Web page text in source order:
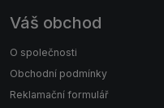
Váš obchod
O společnosti
Obchodní podmínky
Reklamační formulář